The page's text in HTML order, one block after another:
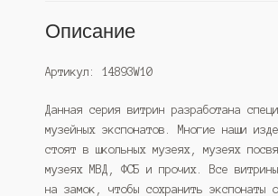
Описание
Артикул: 14893W10
Данная серия витрин разработана
музейных экспонатов. Многие наши
стоят в школьных музеях, музеях
музеях МВД, ФСБ и прочих. Все витрины
на замок, чтобы сохранить экспонаты